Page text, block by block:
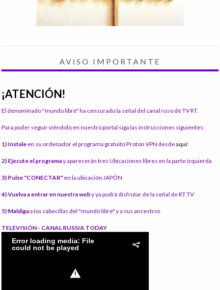
AVISO IMPORTANTE
¡ATENCIÓN!
El denominado "mundo libre" ha censurado la señal del canal ruso de TV RT.
Para poder seguir viéndolo en nuestro portal siga las instrucciones siguientes:
1) Instale en su ordenador el programa gratuito Proton VPN desdeaquí:
2) Ejecute el programay aparecerán tres Ubicaciones libres en la parte izquierda
3) Pulse "CONECTAR" en la ubicación JAPÓN
4) Vuelva a entrar en nuestra weby ya podrá disfrutar de la señal de RT TV
5) Maldigaa los cabecillas del "mundo libre" y a sus ancestros
TELEVISIÓN - CANAL RUSSIA TODAY